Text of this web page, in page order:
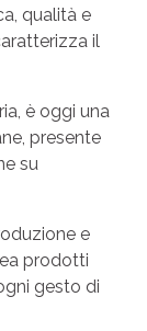
qualità e
il
è oggi una
presente
su
e
prodotti
gesto di